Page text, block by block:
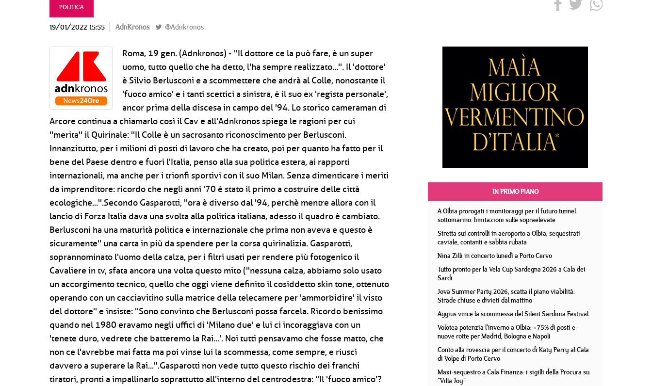
POLITICA
19/01/2022 15:55 AdnKronos @Adnkronos
Roma, 19 gen. (Adnkronos) - ''Il dottore ce la può fare, è un super
uomo, tutto quello che ha detto, l'ha sempre realizzato...''. Il 'dottore'
è Silvio Berlusconi e a scommettere che andrà al Colle, nonostante il
'fuoco amico' e i tanti scettici a sinistra, è il suo ex 'regista personale',
ancor prima della discesa in campo del '94. Lo storico cameraman di
Arcore continua a chiamarlo così il Cav e all'Adnkronos spiega le ragioni per cui
''merita'' il Quirinale: ''Il Colle è un sacrosanto riconoscimento per Berlusconi.
Innanzitutto, per i milioni di posti di lavoro che ha creato, poi per quanto ha fatto per il
bene del Paese dentro e fuori l'Italia, penso alla sua politica estera, ai rapporti
internazionali, ma anche per i trionfi sportivi con il suo Milan. Senza dimenticare i meriti
da imprenditore: ricordo che negli anni '70 è stato il primo a costruire delle città
ecologiche...''.Secondo Gasparotti, ''ora è diverso dal '94, perchè mentre allora con il
lancio di Forza Italia dava una svolta alla politica italiana, adesso il quadro è cambiato.
Berlusconi ha una maturità politica e internazionale che prima non aveva e questo è
sicuramente'' una carta in più da spendere per la corsa quirinalizia. Gasparotti,
soprannominato l'uomo della calza, per i filtri usati per rendere più fotogenico il
Cavaliere in tv, sfata ancora una volta questo mito (''nessuna calza, abbiamo solo usato
un accorgimento tecnico, quello che oggi viene definito il cosiddetto skin tone, ottenuto
operando con un cacciavitino sulla matrice della telecamere per 'ammorbidire' il visto
del dottore'' e insiste: ''Sono convinto che Berlusconi possa farcela. Ricordo benissimo
quando nel 1980 eravamo negli uffici di 'Milano due' e lui ci incoraggiava con un
'tenete duro, vedrete che batteremo la Rai...'. Noi tutti pensavamo che fosse matto, che
non ce l'avrebbe mai fatta ma poi vinse lui la scommessa, come sempre, e riuscì
davvero a superare la Rai...".Gasparotti non vede tutto questo rischio dei franchi
tiratori, pronti a impallinarlo soprattutto all'interno del centrodestra: ''Il 'fuoco amico'?
IN PRIMO PIANO
A Olbia prorogati i monitoraggi per il futuro tunnel
sottomarino: limitazioni sulle sopraelevate
Stretta sui controlli in aeroporto a Olbia, sequestrati
caviale, contanti e sabbia rubata
Nina Zilli in concerto lunedì a Porto Cervo
Tutto pronto per la Vela Cup Sardegna 2026 a Cala dei
Sardi
Jova Summer Party 2026, scatta il piano viabilità.
Strade chiuse e divieti dal mattino
Aggius vince la scommessa del Silent Sardinia Festival
Volotea potenzia l'inverno a Olbia: +75% di posti e
nuove rotte per Madrid, Bologna e Napoli
Conto alla rovescia per il concerto di Katy Perry al Cala
di Volpe di Porto Cervo
Maxi-sequestro a Cala Finanza: i sigilli della Procura su
"Villa Joy"